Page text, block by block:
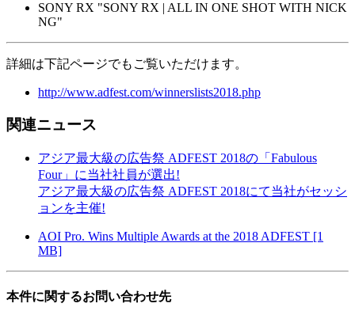
SONY RX "SONY RX | ALL IN ONE SHOT WITH NICK
NG"
詳細は下記ページでもご覧いただけます。
http://www.adfest.com/winnerslists2018.php
関連ニュース
アジア最大級の広告祭 ADFEST 2018の「Fabulous
Four」に当社社員が選出!
アジア最大級の広告祭 ADFEST 2018にて当社がセッシ
ョンを主催!
AOI Pro. Wins Multiple Awards at the 2018 ADFEST [1
MB]
本件に関するお問い合わせ先